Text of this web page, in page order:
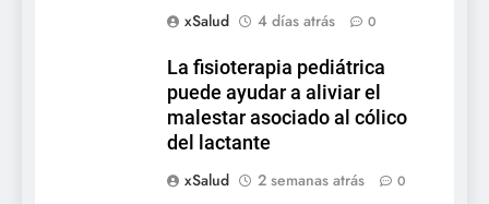
xSalud
4 días atrás 0
La fisioterapia pediátrica
puede ayudar a aliviar el
malestar asociado al cólico
del lactante
xSalud
2 semanas atrás 0